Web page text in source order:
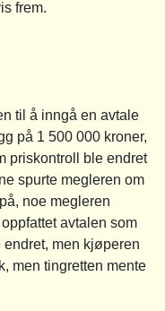
frem.
til å inngå en avtale
på 1 500 000 kroner,
priskontroll ble endret
spurte megleren om
noe megleren
avtalen som
men kjøperen
men tingretten mente